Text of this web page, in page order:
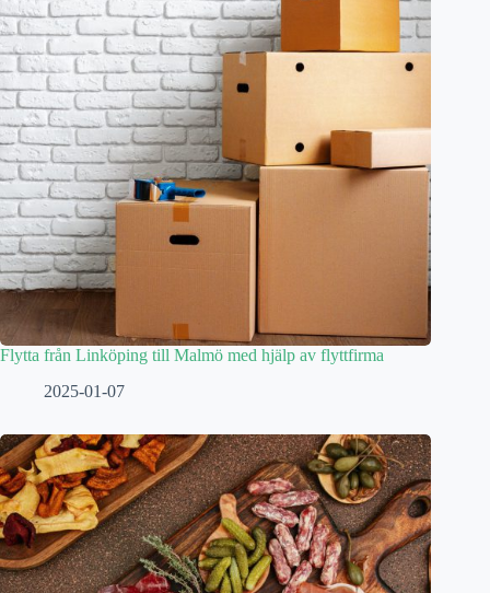
Flytta från Linköping till Malmö med hjälp av flyttfirma
2025-01-07